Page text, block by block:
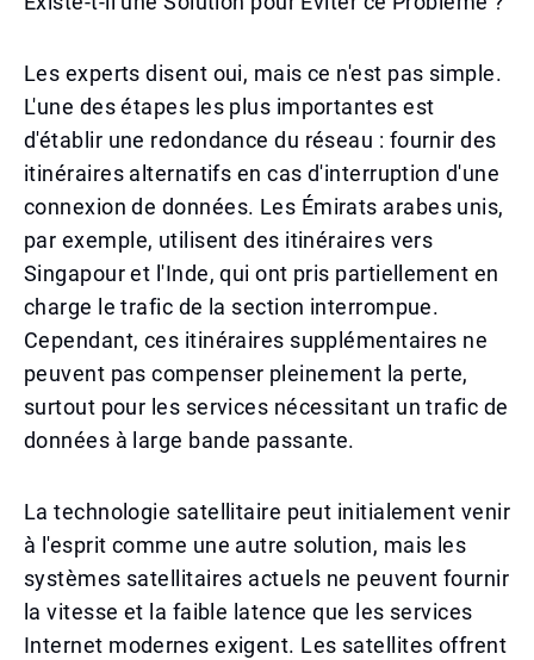
Les experts disent oui, mais ce n'est pas simple.
L'une des étapes les plus importantes est
d'établir une redondance du réseau : fournir des
itinéraires alternatifs en cas d'interruption d'une
connexion de données. Les Émirats arabes unis,
par exemple, utilisent des itinéraires vers
Singapour et l'Inde, qui ont pris partiellement en
charge le trafic de la section interrompue.
Cependant, ces itinéraires supplémentaires ne
peuvent pas compenser pleinement la perte,
surtout pour les services nécessitant un trafic de
données à large bande passante.
La technologie satellitaire peut initialement venir
à l'esprit comme une autre solution, mais les
systèmes satellitaires actuels ne peuvent fournir
la vitesse et la faible latence que les services
Internet modernes exigent. Les satellites offrent